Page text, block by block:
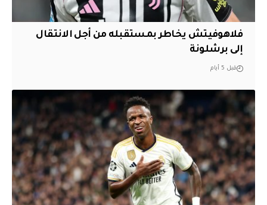
فلاهوفيتش يخاطر بمستقبله من أجل الانتقال
إلى برشلونة
قبل 5 أيام